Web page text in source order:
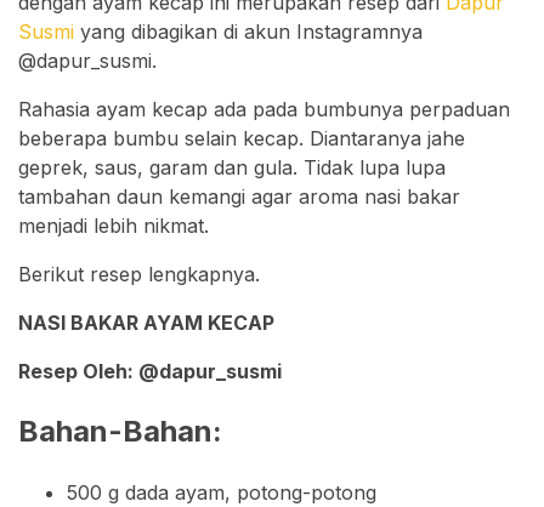
Susmi yang dibagikan di akun Instagramnya
@dapur_susmi.
Rahasia ayam kecap ada pada bumbunya perpaduan
beberapa bumbu selain kecap. Diantaranya jahe
geprek, saus, garam dan gula. Tidak lupa lupa
tambahan daun kemangi agar aroma nasi bakar
menjadi lebih nikmat.
Berikut resep lengkapnya.
NASI BAKAR AYAM KECAP
Resep Oleh: @dapur_susmi
Bahan-Bahan:
500 g dada ayam, potong-potong